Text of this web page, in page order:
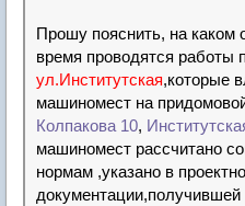
Прошу пояснить, на каком
время проводятся
ул.Институтская,которые
машиномест на
Колпакова 10,
машиномест рассчитано
нормам ,указано в